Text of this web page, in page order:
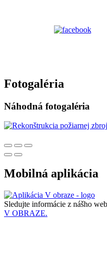
Fotogaléria
Náhodná fotogaléria
Mobilná aplikácia
Sledujte informácie z nášho
V OBRAZE.